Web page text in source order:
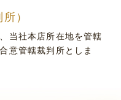
）
当社本店所在地を管轄
意管轄裁判所としま